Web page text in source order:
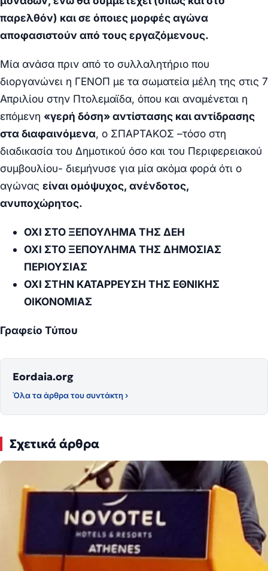
παρελθόν) και σε όποιες μορφές αγώνα
αποφασιστούν από τους εργαζόμενους.
Μία ανάσα πριν από το συλλαλητήριο που
διοργανώνει η ΓΕΝΟΠ με τα σωματεία μέλη της στις 7
Απριλίου στην Πτολεμαϊδα, όπου και αναμένεται η
επόμενη «γερή δόση» αντίστασης και αντίδρασης
στα διαφαινόμενα, ο ΣΠΑΡΤΑΚΟΣ –τόσο στη
διαδικασία του Δημοτικού όσο και του Περιφερειακού
συμβουλίου- διεμήνυσε για μία ακόμα φορά ότι ο
αγώνας είναι ομόψυχος, ανένδοτος,
ανυποχώρητος.
ΟΧΙ ΣΤΟ ΞΕΠΟΥΛΗΜΑ ΤΗΣ ΔΕΗ
ΟΧΙ ΣΤΟ ΞΕΠΟΥΛΗΜΑ ΤΗΣ ΔΗΜΟΣΙΑΣ
ΠΕΡΙΟΥΣΙΑΣ
ΟΧΙ ΣΤΗΝ ΚΑΤΑΡΡΕΥΣΗ ΤΗΣ ΕΘΝΙΚΗΣ
ΟΙΚΟΝΟΜΙΑΣ
Γραφείο Τύπου
Eordaia.org
Όλα τα άρθρα του συντάκτη ›
Σχετικά άρθρα